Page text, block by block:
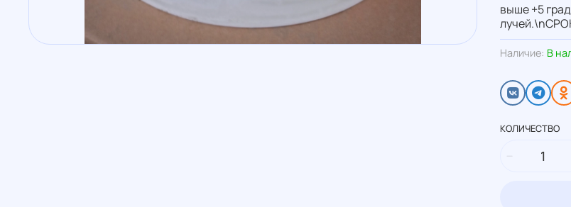
Наличие: В
КОЛИЧЕСТВО
выше +5